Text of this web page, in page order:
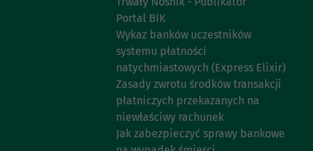
Portal BIK
Wykaz banków uczestników
systemu płatności
natychmiastowych (Express Elixir)
Zasady zwrotu środków transakcji
płatniczych przekazanych na
niewłaściwy rachunek
Jak zabezpieczyć sprawy bankowe